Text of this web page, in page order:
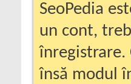
SeoPedia
un cont,
înregistrare.
însă modul